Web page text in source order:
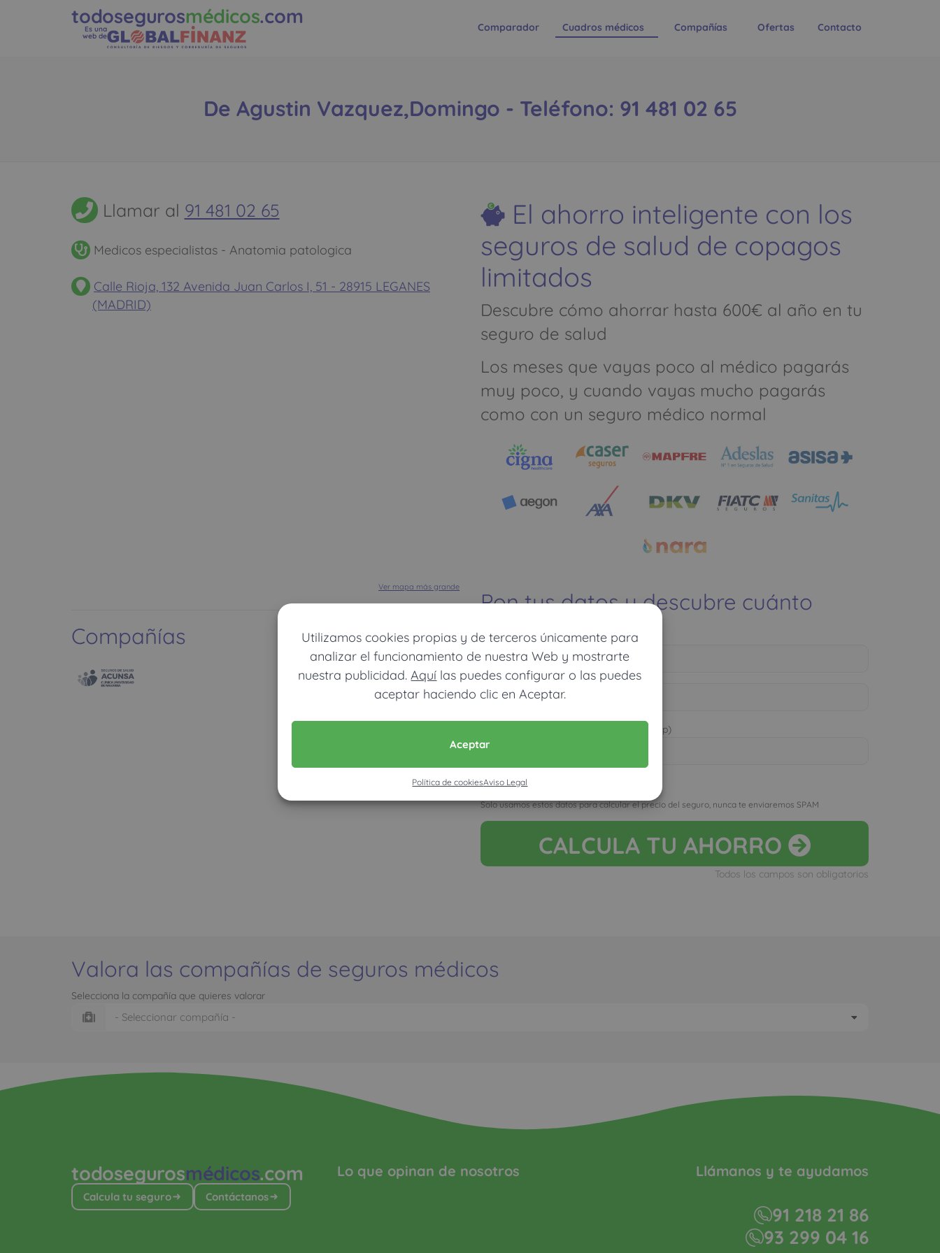
Utilizamos cookies propias y de terceros únicamente para
analizar el funcionamiento de nuestra Web y mostrarte
nuestra publicidad.Aquí las puedes configurar o las puedes
aceptar haciendo clic en Aceptar.
Aceptar
Política de cookiesAviso Legal
todosegurosmédicos.com
Es una
web de
Comparador Cuadros médicos Compañías Ofertas Contacto
De Agustin Vazquez,Domingo - Teléfono: 91 481 02 65
Llamar al 91 481 02 65
Medicos especialistas - Anatomia patologica
Calle Rioja, 132 Avenida Juan Carlos I, 51 - 28915 LEGANES
(MADRID)
Ver mapa más grande
Compañías
El ahorro inteligente con los
seguros de salud de copagos
limitados
Descubre cómo ahorrar hasta 600€ al año en tu
seguro de salud
Los meses que vayas poco al médico pagarás
muy poco, y cuando vayas mucho pagarás
como con un seguro médico normal
Pon tus datos y descubre cuánto
dinero ahorrarías
Móvil (Enviamos resultados vía WhatsApp)
Acepto la nota legal y RGPD
Solo usamos estos datos para calcular el precio del seguro, nunca te enviaremos SPAM
CALCULA TU AHORRO
Todos los campos son obligatorios
Valora las compañías de seguros médicos
Selecciona la compañía que quieres valorar
todosegurosmédicos.com
Calcula tu seguro Contáctanos
Lo que opinan de nosotros Llámanos y te ayudamos
91 218 21 86
93 299 04 16